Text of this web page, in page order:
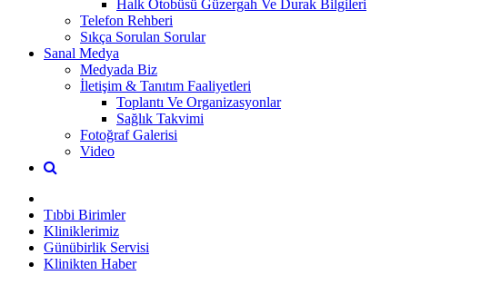
Halk Otobüsü Güzergah Ve Durak Bilgileri
Telefon Rehberi
Sıkça Sorulan Sorular
Sanal Medya
Medyada Biz
İletişim & Tanıtım Faaliyetleri
Toplantı Ve Organizasyonlar
Sağlık Takvimi
Fotoğraf Galerisi
Video
Tıbbi Birimler
Kliniklerimiz
Günübirlik Servisi
Klinikten Haber